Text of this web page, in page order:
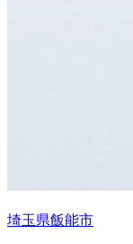
埼玉県飯能市